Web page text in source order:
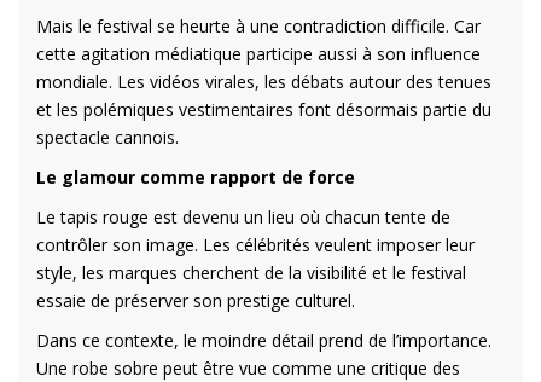
Mais le festival se heurte à une contradiction difficile. Car
cette agitation médiatique participe aussi à son influence
mondiale. Les vidéos virales, les débats autour des tenues
et les polémiques vestimentaires font désormais partie du
spectacle cannois.
Le glamour comme rapport de force
Le tapis rouge est devenu un lieu où chacun tente de
contrôler son image. Les célébrités veulent imposer leur
style, les marques cherchent de la visibilité et le festival
essaie de préserver son prestige culturel.
Dans ce contexte, le moindre détail prend de l’importance.
Une robe sobre peut être vue comme une critique des